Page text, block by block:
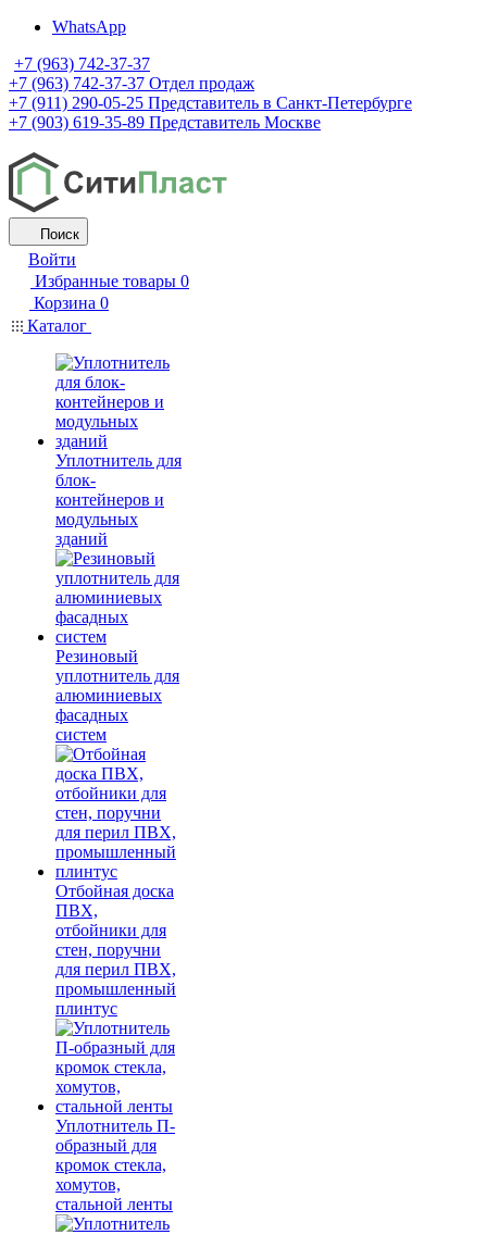
WhatsApp
+7 (963) 742-37-37
+7 (963) 742-37-37 Отдел продаж
+7 (911) 290-05-25 Представитель в Санкт-Петербурге
+7 (903) 619-35-89 Представитель Москве
Поиск
Войти
Избранные товары 0
Корзина 0
Каталог
Уплотнитель для
блок-
контейнеров и
модульных
зданий
Резиновый
уплотнитель для
алюминиевых
фасадных
систем
Отбойная доска
ПВХ,
отбойники для
стен, поручни
для перил ПВХ,
промышленный
плинтус
Уплотнитель П-
образный для
кромок стекла,
хомутов,
стальной ленты